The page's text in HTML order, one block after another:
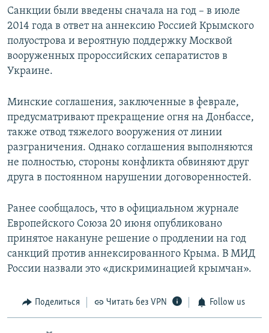
Санкции были введены сначала на год – в июле
2014 года в ответ на аннексию Россией Крымского
полуострова и вероятную поддержку Москвой
вооруженных пророссийских сепаратистов в
Украине.
Минские соглашения, заключенные в феврале,
предусматривают прекращение огня на Донбассе,
также отвод тяжелого вооружения от линии
разграничения. Однако соглашения выполняются
не полностью, стороны конфликта обвиняют друг
друга в постоянном нарушении договоренностей.
Ранее сообщалось, что в официальном журнале
Европейского Союза 20 июня опубликовано
принятое накануне решение о продлении на год
санкций против аннексированного Крыма. В МИД
России назвали это «дискриминацией крымчан».
Поделиться Читать без VPN Follow us